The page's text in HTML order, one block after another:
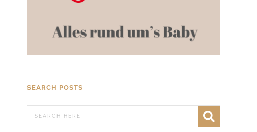
SEARCH POSTS